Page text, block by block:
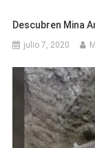
Descubren Mina
julio 7, 2020